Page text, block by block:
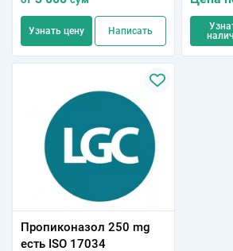
Узнать цену Написать
Пропиконазол 250 mg
есть ISO 17034